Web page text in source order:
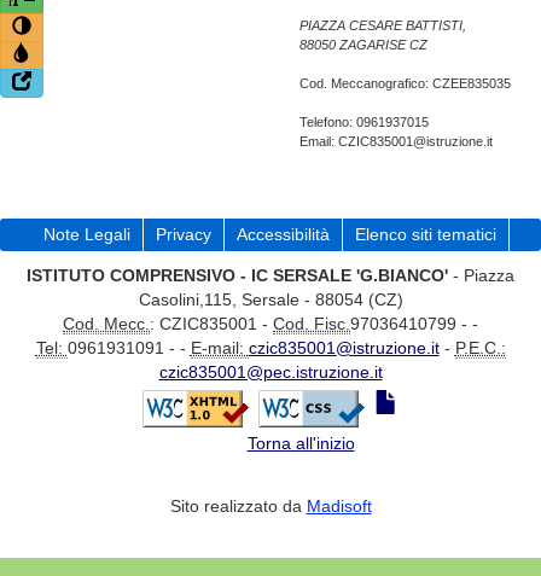
PIAZZA CESARE BATTISTI,
88050 ZAGARISE CZ
Cod. Meccanografico: CZEE835035
Telefono: 0961937015
Email: CZIC835001@istruzione.it
Note Legali Privacy Accessibilità Elenco siti tematici
ISTITUTO COMPRENSIVO - IC SERSALE 'G.BIANCO' - Piazza
Casolini,115, Sersale - 88054 (CZ)
Cod. Mecc.: CZIC835001 - Cod. Fisc.97036410799 - -
Tel: 0961931091 - - E-mail: czic835001@istruzione.it- P.E.C.:
czic835001@pec.istruzione.it
Torna all'inizio
Sito realizzato da Madisoft